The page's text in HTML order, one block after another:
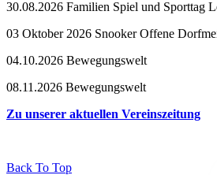
30.08.2026 Familien Spiel und Sporttag
03 Oktober 2026 Snooker Offene
04.10.2026 Bewegungswelt
08.11.2026 Bewegungswelt
Zu unserer aktuellen Vereinszeitung
Back To Top